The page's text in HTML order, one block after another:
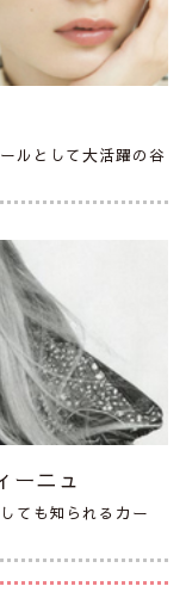
ルとして大活躍の谷
ーニュ
ても知られるカー